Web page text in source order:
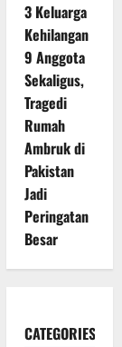
3 Keluarga
Kehilangan
9 Anggota
Sekaligus,
Tragedi
Rumah
Ambruk di
Pakistan
Jadi
Peringatan
Besar
CATEGORIES